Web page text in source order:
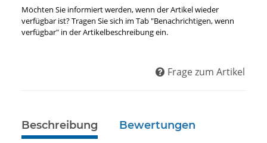
Möchten Sie informiert werden, wenn der Artikel wieder
verfügbar ist? Tragen Sie sich im Tab "Benachrichtigen, wenn
verfügbar" in der Artikelbeschreibung ein.
Frage zum Artikel
weitere Registerkarten anzeigen
Beschreibung
Bewertungen